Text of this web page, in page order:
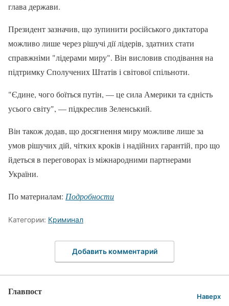
глава держави.
Президент зазначив, що зупинити російського диктатора
можливо лише через рішучі дії лідерів, здатних стати
справжніми "лідерами миру". Він висловив сподівання на
підтримку Сполучених Штатів і світової спільноти.
"Єдине, чого боїться путін, — це сила Америки та єдність
усього світу", — підкреслив Зеленський.
Він також додав, що досягнення миру можливе лише за
умов рішучих дій, чітких кроків і надійних гарантій, про що
йдеться в переговорах із міжнародними партнерами
України.
По материалам: Подробности
Категории: Криминал
Добавить комментарий
Главпост Наверх